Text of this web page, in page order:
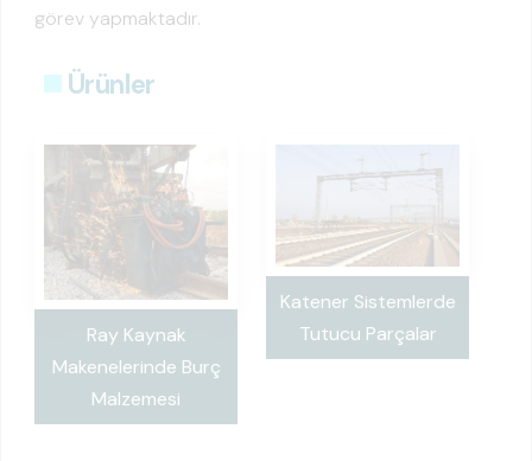
görev yapmaktadır.
Ürünler
Ray Kaynak
Makenelerinde Burç
Malzemesi
Katener Sistemlerde
Tutucu Parçalar